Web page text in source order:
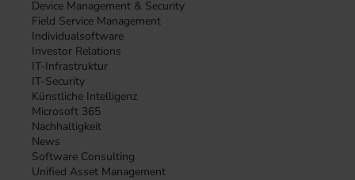
Device Management & Security
Field Service Management
Individualsoftware
Investor Relations
IT-Infrastruktur
IT-Security
Künstliche Intelligenz
Microsoft 365
Nachhaltigkeit
News
Software Consulting
Unified Asset Management